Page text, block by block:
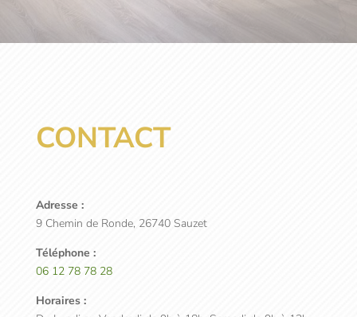
CONTACT
Adresse :
9 Chemin de Ronde, 26740 Sauzet
Téléphone :
06 12 78 78 28
Horaires :